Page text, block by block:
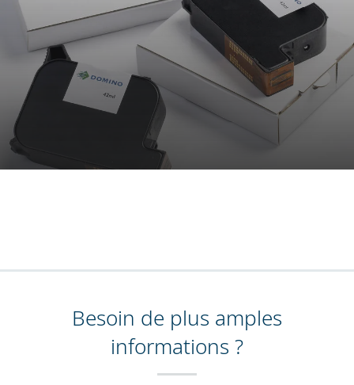
Besoin de plus amples
informations ?